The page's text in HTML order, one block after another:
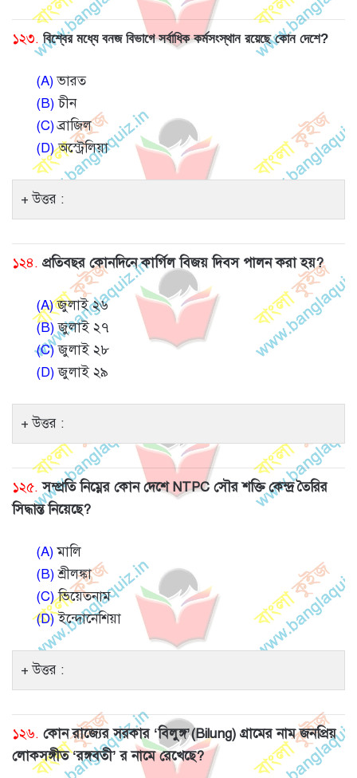
১২৩. বিশ্বের মধ্যে বনজ বিভাগে সর্বাধিক কর্মসংস্থান রয়েছে কোন দেশে?
(A)ভারত
(B)চীন
(C)ব্রাজিল
(D)অস্ট্রেলিয়া
উত্তর :
১২৪. প্রতিবছর কোনদিনে কার্গিল বিজয় দিবস পালন করা হয়?
(A)জুলাই ২৬
(B)জুলাই ২৭
(C)জুলাই ২৮
(D)জুলাই ২৯
উত্তর :
১২৫. সম্প্রতি নিম্নের কোন দেশে NTPC সৌর শক্তি কেন্দ্র তৈরির
সিদ্ধান্ত নিয়েছে?
(A)মালি
(B)শ্রীলঙ্কা
(C)ভিয়েতনাম
(D)ইন্দোনেশিয়া
উত্তর :
১২৬. কোন রাজ্যের সরকার ‘বিলুঙ্গ’(Bilung) গ্রামের নাম জনপ্রিয়
লোকসঙ্গীত ‘রঙ্গবতী’ র নামে রেখেছে?